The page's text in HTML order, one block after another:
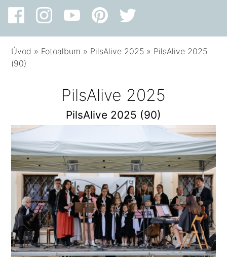
Úvod » Fotoalbum » PilsAlive 2025 » PilsAlive 2025
(90)
PilsAlive 2025
PilsAlive 2025 (90)